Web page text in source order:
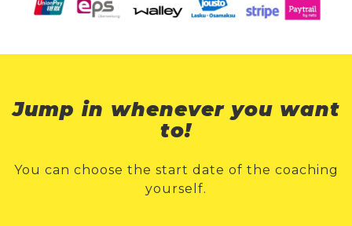
Jump in whenever you want
to!
You can choose the start date of the coaching
yourself.